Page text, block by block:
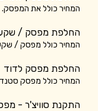
המחיר כולל את המפסק.
החלפת מפסק / שקע
המחיר כולל מפסק /
החלפת מפסק לדוד
המחיר כולל מפסק
התקנת סוויצ'ר -